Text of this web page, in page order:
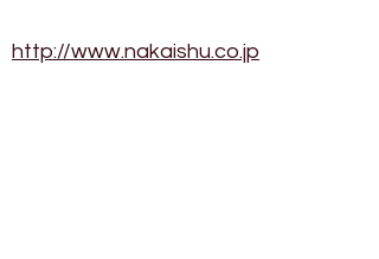
http://www.nakaishu.co.jp